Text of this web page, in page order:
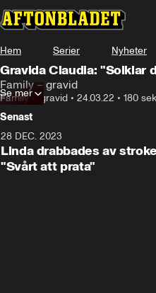
Hem Serier Nyheter
Gravida Claudia: "Solklar
Family – gravid
Family – gravid • 24.03.22 • 180 sek
Se mer
Senast
28 DEC. 2023
Linda drabbades av
"Svårt att prata"